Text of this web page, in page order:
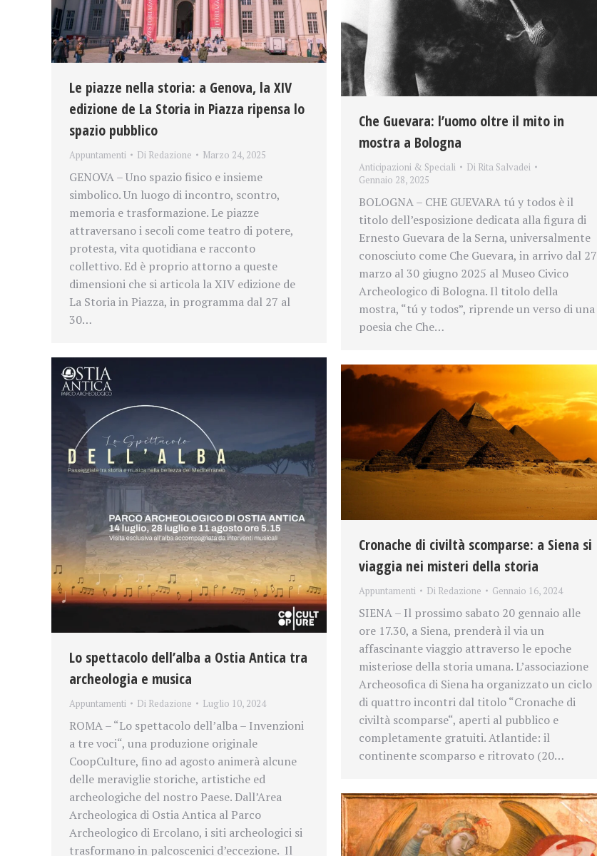
Le piazze nella storia: a Genova, la XIV
edizione de La Storia in Piazza ripensa lo
spazio pubblico
Appuntamenti Di Redazione Marzo 24, 2025
GENOVA – Uno spazio fisico e insieme
simbolico. Un luogo di incontro, scontro,
memoria e trasformazione. Le piazze
attraversano i secoli come teatro di potere,
protesta, vita quotidiana e racconto
collettivo. Ed è proprio attorno a queste
dimensioni che si articola la XIV edizione de
La Storia in Piazza, in programma dal 27 al
30…
Che Guevara: l’uomo oltre il mito in
mostra a Bologna
Anticipazioni & Speciali Di Rita Salvadei
Gennaio 28, 2025
BOLOGNA – CHE GUEVARA tú y todos è il
titolo dell’esposizione dedicata alla figura di
Ernesto Guevara de la Serna, universalmente
conosciuto come Che Guevara, in arrivo dal 27
marzo al 30 giugno 2025 al Museo Civico
Archeologico di Bologna. Il titolo della
mostra, “tú y todos”, riprende un verso di una
poesia che Che…
Lo spettacolo dell’alba a Ostia Antica tra
archeologia e musica
Appuntamenti Di Redazione Luglio 10, 2024
ROMA – “Lo spettacolo dell’alba – Invenzioni
a tre voci“, una produzione originale
CoopCulture, fino ad agosto animerà alcune
delle meraviglie storiche, artistiche ed
archeologiche del nostro Paese. Dall’Area
Archeologica di Ostia Antica al Parco
Archeologico di Ercolano, i siti archeologici si
trasformano in palcoscenici d’eccezione. Il
Cronache di civiltà scomparse: a Siena si
viaggia nei misteri della storia
Appuntamenti Di Redazione Gennaio 16, 2024
SIENA – Il prossimo sabato 20 gennaio alle
ore 17.30, a Siena, prenderà il via un
affascinante viaggio attraverso le epoche
misteriose della storia umana. L’associazione
Archeosofica di Siena ha organizzato un ciclo
di quattro incontri dal titolo “Cronache di
civiltà scomparse“, aperti al pubblico e
completamente gratuiti. Atlantide: il
continente scomparso e ritrovato (20…